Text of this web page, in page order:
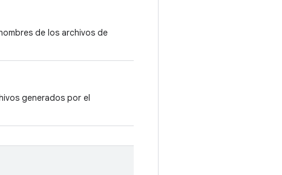
de los archivos de
generados por el